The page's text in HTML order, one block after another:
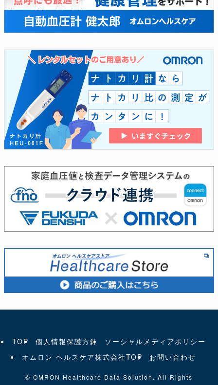
TOP 個人情報保護方針
ソーシャルメディアポリシー
オムロン ヘルスケア株式会社TOP
お問い合わせ
© OMRON Healthcare Data Solution. All Rights